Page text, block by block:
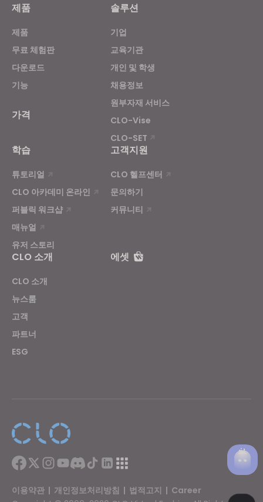
제품
제품
무료 체험판
다운로드
기능
가격
솔루션
기업
교육기관
개인 및 학생
채용정보
원부자재 서비스
CLO-Vise
CLO-SET
학습
튜토리얼
CLO 아카데미 온라인
퍼블릭 워크샵
매뉴얼
유저 스토리
고객지원
CLO 헬프센터
문의하기
커뮤니티
CLO 소개
CLO 소개
뉴스룸
고객
파트너
ESG
에셋
이용약관 | 개인정보처리방침 | 법적고지 | Career
If you reject all, some features might not function
properly.